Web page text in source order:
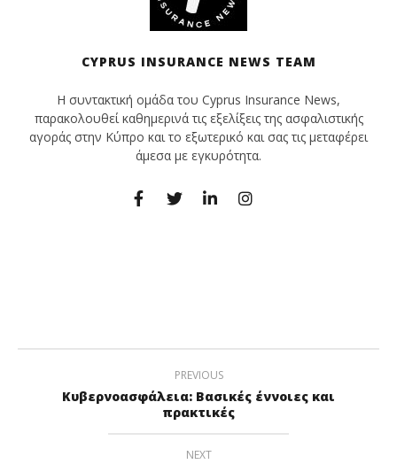
CYPRUS INSURANCE NEWS TEAM
Η συντακτική ομάδα του Cyprus Insurance News,
παρακολουθεί καθημερινά τις εξελίξεις της ασφαλιστικής
αγοράς στην Κύπρο και το εξωτερικό και σας τις μεταφέρει
άμεσα με εγκυρότητα.
PREVIOUS
Κυβερνοασφάλεια: Βασικές έννοιες και
πρακτικές
NEXT